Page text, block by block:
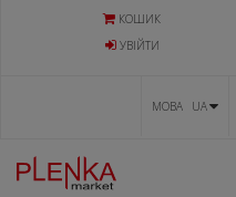
КОШИК
УВIЙТИ
МОВА UA